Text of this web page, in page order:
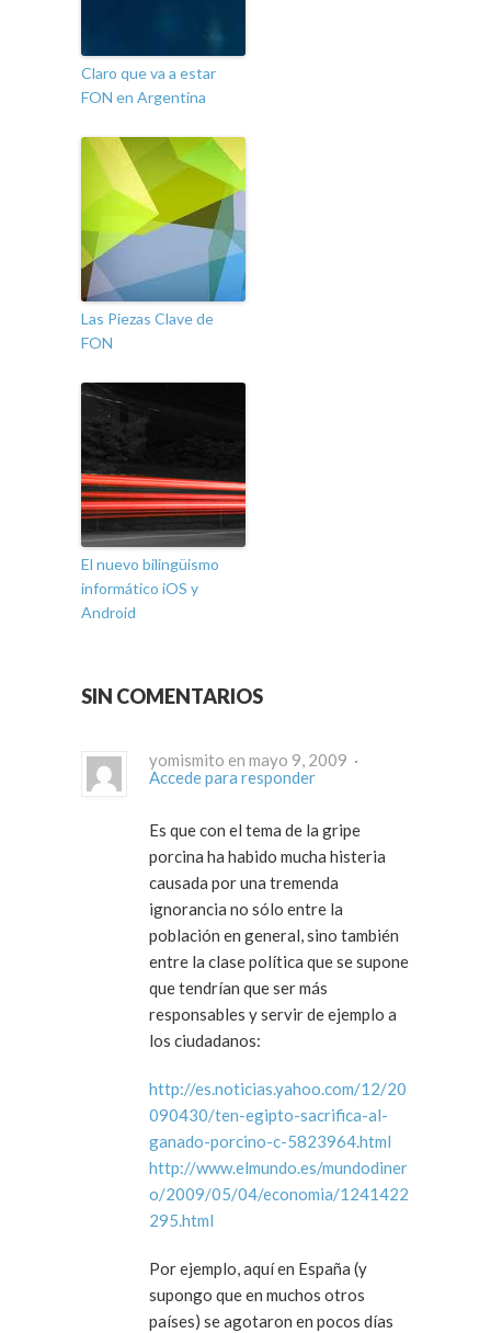
Claro que va a estar
FON en Argentina
Las Piezas Clave de
FON
El nuevo bilingüismo
informático iOS y
Android
SIN COMENTARIOS
yomismito en mayo 9, 2009 ·
Accede para responder
Es que con el tema de la gripe
porcina ha habido mucha histeria
causada por una tremenda
ignorancia no sólo entre la
población en general, sino también
entre la clase política que se supone
que tendrían que ser más
responsables y servir de ejemplo a
los ciudadanos:
http://es.noticias.yahoo.com/12/20
090430/ten-egipto-sacrifica-al-
ganado-porcino-c-5823964.html
http://www.elmundo.es/mundodiner
o/2009/05/04/economia/1241422
295.html
Por ejemplo, aquí en España (y
supongo que en muchos otros
países) se agotaron en pocos días